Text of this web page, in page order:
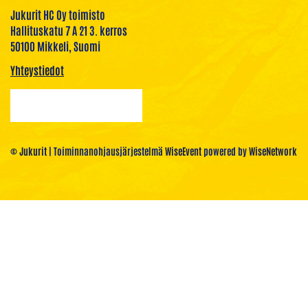
Jukurit HC Oy toimisto
Hallituskatu 7 A 21 3. kerros
50100 Mikkeli, Suomi
Yhteystiedot
© Jukurit | Toiminnanohjausjärjestelmä WiseEventpowered byWiseNetwork